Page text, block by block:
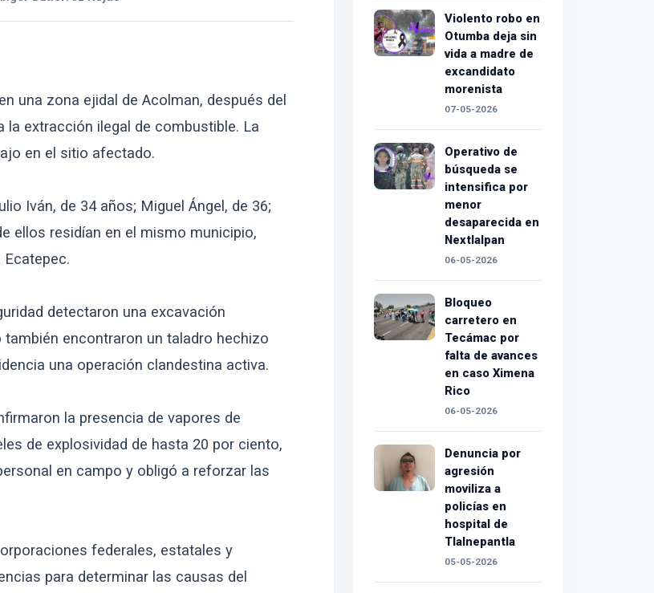
una zona ejidal de Acolman, después del
la extracción ilegal de combustible. La
en el sitio afectado.
Iván, de 34 años; Miguel Ángel, de 36;
ellos residían en el mismo municipio,
detectaron una excavación
encontraron un taladro hechizo
una operación clandestina activa.
la presencia de vapores de
de explosividad de hasta 20 por ciento,
en campo y obligó a reforzar las
federales, estatales y
para determinar las causas del
Violento robo en
Otumba deja sin
vida a madre de
excandidato
morenista
07-05-2026
Operativo de
búsqueda se
intensifica por
menor
desaparecida en
Nextlalpan
06-05-2026
Bloqueo
carretero en
Tecámac por
falta de avances
en caso Ximena
Rico
06-05-2026
Denuncia por
agresión
moviliza a
policías en
hospital de
Tlalnepantla
05-05-2026